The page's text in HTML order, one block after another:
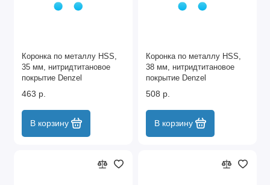
Коронка по металлу HSS,
35 мм, нитридтитановое
покрытие Denzel
463 р.
В корзину
Коронка по металлу HSS,
38 мм, нитридтитановое
покрытие Denzel
508 р.
В корзину